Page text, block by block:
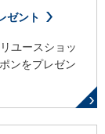
ゼント
ユースショッ
ンをプレゼン